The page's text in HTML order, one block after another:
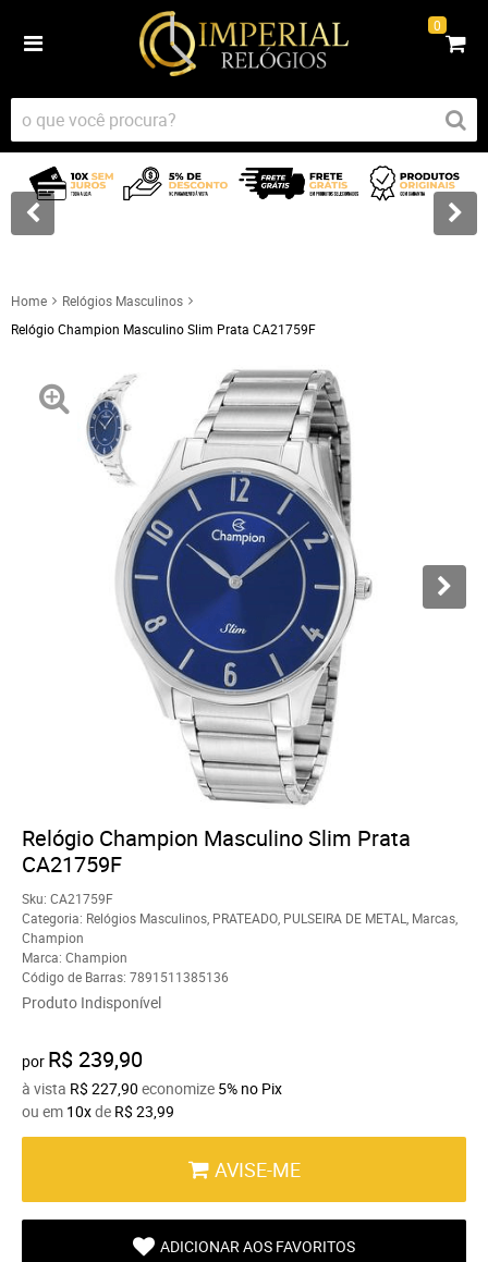
0
Home
Relógios Masculinos
Relógio Champion Masculino Slim Prata CA21759F
Relógio Champion Masculino Slim Prata
CA21759F
Sku: CA21759F
Categoria: Relógios Masculinos PRATEADO PULSEIRA DE METAL Marcas
Champion
Marca: Champion
Código de Barras: 7891511385136
Produto Indisponível
por R$ 239,90
à vista R$ 227,90 economize 5% no Pix
ou em 10xde R$ 23,99
AVISE-ME
ADICIONAR AOS FAVORITOS